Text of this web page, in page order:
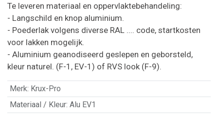
Te leveren materiaal en oppervlaktebehandeling:
- Langschild en knop aluminium.
- Poederlak volgens diverse RAL .... code, startkosten
voor lakken mogelijk.
- Aluminium geanodiseerd geslepen en geborsteld,
kleur naturel. (F-1, EV-1) of RVS look (F-9).
Merk: Krux-Pro
Materiaal / Kleur: Alu EV1